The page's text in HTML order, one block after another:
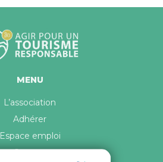
MENU
L’association
Adhérer
Espace emploi
Contact